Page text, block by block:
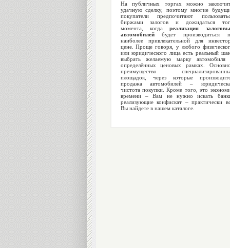
На публичных торгах можно
удачную сделку, поэтому многие
покупатели предпочитают
биржами залогов и дожидаться
момента, когдареализация
автомобилейбудет производиться
наиболее привлекательной для
цене. Проще говоря, у любого
или юридического лица есть реальный
выбрать желаемую марку автомобиля
определённых ценовых рамках.
преимущество
площадок, через которые
продажа автомобилей –
чистота покупки. Кроме того, это
времени – Вам не нужно искать
реализующие конфискат – практически
Вы найдете в нашем каталоге.